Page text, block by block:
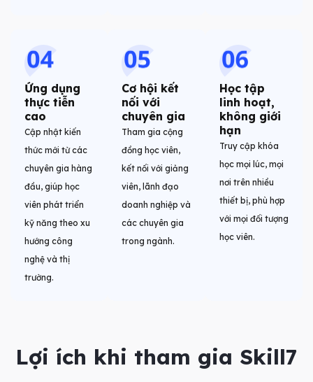
Ứng dụng
thực tiễn
cao
Cập nhật kiến
thức mới từ các
chuyên gia hàng
đầu, giúp học
viên phát triển
kỹ năng theo xu
hướng công
nghệ và thị
trường.
Cơ hội kết
nối với
chuyên gia
Tham gia cộng
đồng học viên,
kết nối với giảng
viên, lãnh đạo
doanh nghiệp và
các chuyên gia
trong ngành.
Học tập
linh hoạt,
không giới
hạn
Truy cập khóa
học mọi lúc, mọi
nơi trên nhiều
thiết bị, phù hợp
với mọi đối tượng
học viên.
Lợi ích khi tham gia Skill7